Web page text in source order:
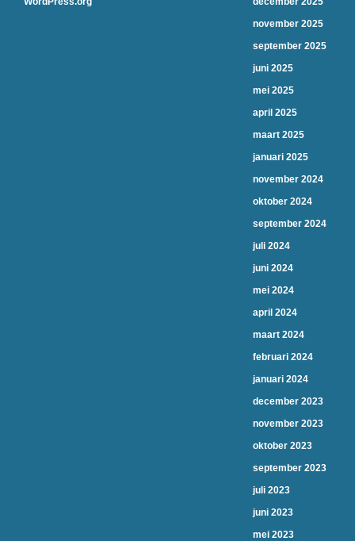
november 2025
september 2025
juni 2025
mei 2025
april 2025
maart 2025
januari 2025
november 2024
oktober 2024
september 2024
juli 2024
juni 2024
mei 2024
april 2024
maart 2024
februari 2024
januari 2024
december 2023
november 2023
oktober 2023
september 2023
juli 2023
juni 2023
mei 2023